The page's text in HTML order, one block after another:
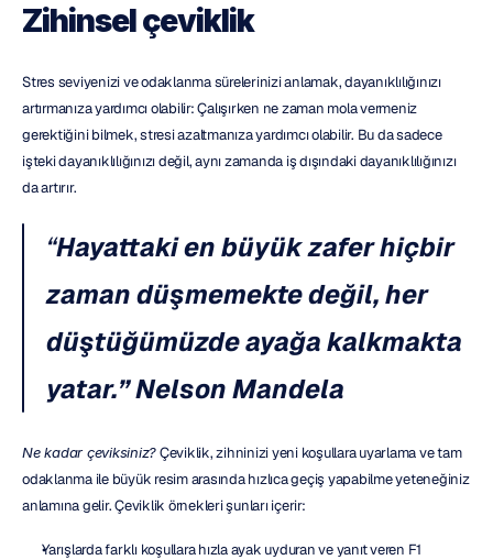
Zihinsel çeviklik
Stres seviyenizi ve odaklanma sürelerinizi anlamak, dayanıklılığınızı
artırmanıza yardımcı olabilir: Çalışırken ne zaman mola vermeniz
gerektiğini bilmek, stresi azaltmanıza yardımcı olabilir. Bu da sadece
işteki dayanıklılığınızı değil, aynı zamanda iş dışındaki dayanıklılığınızı
da artırır.
“Hayattaki en büyük zafer hiçbir
zaman düşmemekte değil, her
düştüğümüzde ayağa kalkmakta
yatar.”Nelson Mandela
Ne kadar çeviksiniz? Çeviklik, zihninizi yeni koşullara uyarlama ve tam
odaklanma ile büyük resim arasında hızlıca geçiş yapabilme yeteneğiniz
anlamına gelir. Çeviklik örnekleri şunları içerir:
Yarışlarda farklı koşullara hızla ayak uyduran ve yanıt veren F1